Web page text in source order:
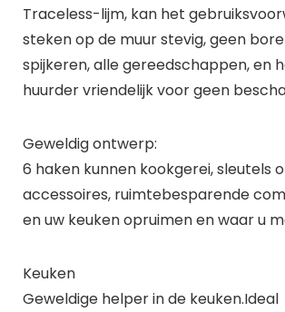
Traceless-lijm, kan het
steken op de muur stevig, geen
spijkeren, alle gereedschappen, en
huurder vriendelijk voor geen
Geweldig ontwerp:
6 haken kunnen kookgerei, sleutels
accessoires, ruimtebesparende
en uw keuken opruimen en waar u
Keuken
Geweldige helper in de keuken.Ideal